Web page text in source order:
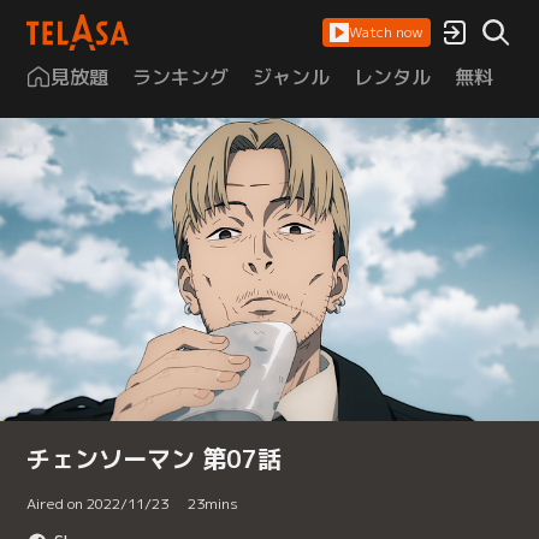
Watch now
見放題 ランキング ジャンル レンタル 無料
チェンソーマン 第07話
Aired on 2022/11/23 23mins